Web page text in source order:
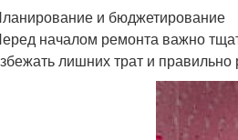
и бюджетирование
началом ремонта важно
лишних трат и правильно